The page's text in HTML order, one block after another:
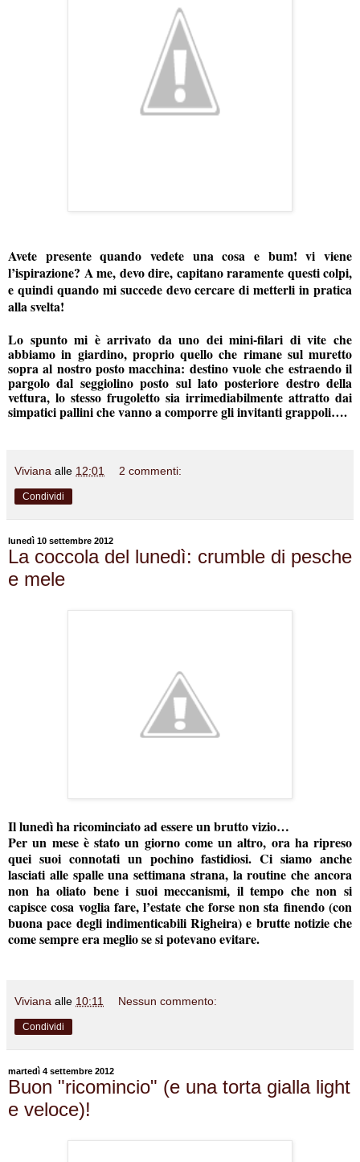
Avete presente quando vedete una cosa e bum! vi viene
l’ispirazione? A me, devo dire, capitano raramente questi colpi,
e quindi quando mi succede devo cercare di metterli in pratica
alla svelta!
Lo spunto mi è arrivato da uno dei mini-filari di vite che
abbiamo in giardino, proprio quello che rimane sul muretto
sopra al nostro posto macchina: destino vuole che estraendo il
pargolo dal seggiolino posto sul lato posteriore destro della
vettura, lo stesso frugoletto sia irrimediabilmente attratto dai
simpatici pallini che vanno a comporre gli invitanti grappoli….
Viviana alle 12:01 2 commenti:
Condividi
lunedì 10 settembre 2012
La coccola del lunedì: crumble di pesche
e mele
Il lunedì ha ricominciato ad essere un brutto vizio…
Per un mese è stato un giorno come un altro, ora ha ripreso
quei suoi connotati un pochino fastidiosi. Ci siamo anche
lasciati alle spalle una settimana strana, la routine che ancora
non ha oliato bene i suoi meccanismi, il tempo che non si
capisce cosa voglia fare, l’estate che forse non sta finendo (con
buona pace degli indimenticabili Righeira) e brutte notizie che
come sempre era meglio se si potevano evitare.
Viviana alle 10:11 Nessun commento:
Condividi
martedì 4 settembre 2012
Buon "ricomincio" (e una torta gialla light
e veloce)!